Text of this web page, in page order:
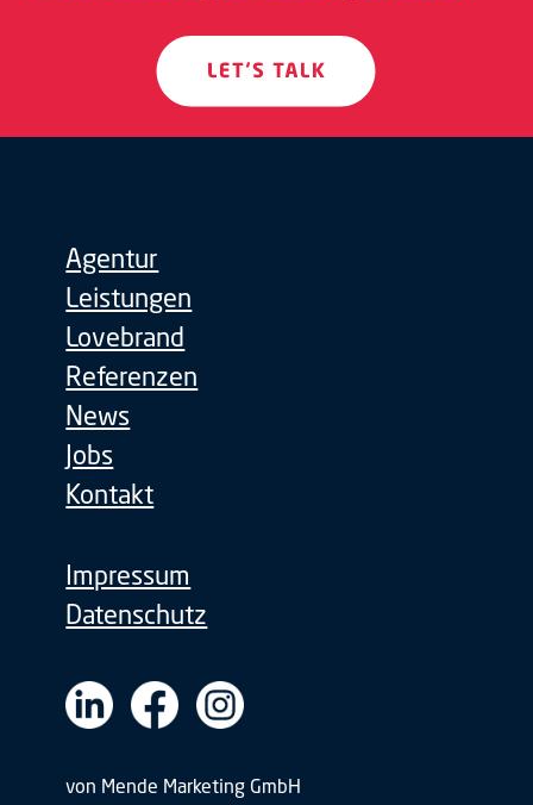
von Mende Marketing GmbH
Agentur
Leistungen
Lovebrand
Referenzen
News
Jobs
Kontakt
Impressum
Datenschutz